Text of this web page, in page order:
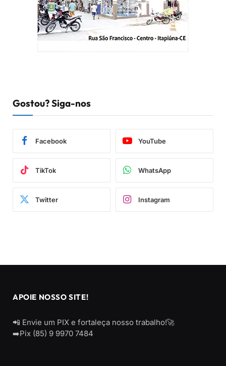
Gostou? Siga-nos
Facebook YouTube
TikTok WhatsApp
Twitter Instagram
APOIE NOSSO SITE!
📲 Envie um PIX e fortaleça nosso trabalho!🚀
➡️Pix (85) 9 9970 7484